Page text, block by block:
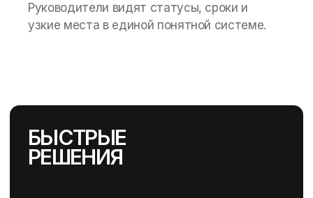
Руководители видят статусы, сроки и
узкие места в единой понятной системе.
БЫСТРЫЕ
РЕШЕНИЯ